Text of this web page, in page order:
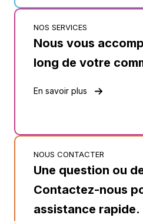
NOS SERVICES
Nous vous
long de votre
En savoir plus
NOUS CONTACTER
Une question ou
Contactez-nous
assistance rapide.